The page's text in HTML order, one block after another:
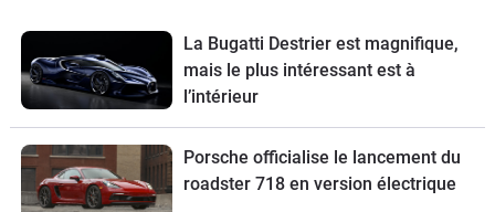
La Bugatti Destrier est magnifique,
mais le plus intéressant est à
l’intérieur
Porsche officialise le lancement du
roadster 718 en version électrique